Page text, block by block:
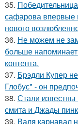
35.
сафарова впервые
нового
36. Не можем не
больше
контента.
37. Брэдли Купер
Глобус" - он
38. Стали
смита и Джады
39. Валя карнавал